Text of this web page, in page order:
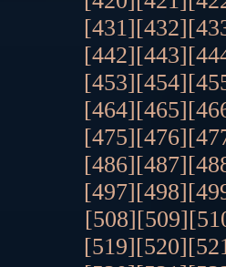
[431][432]
[442][443]
[453][454]
[464][465]
[475][476]
[486][487]
[497][498]
[508][509]
[519][520]